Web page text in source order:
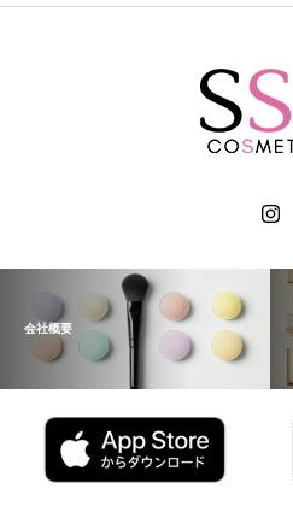
会社概要